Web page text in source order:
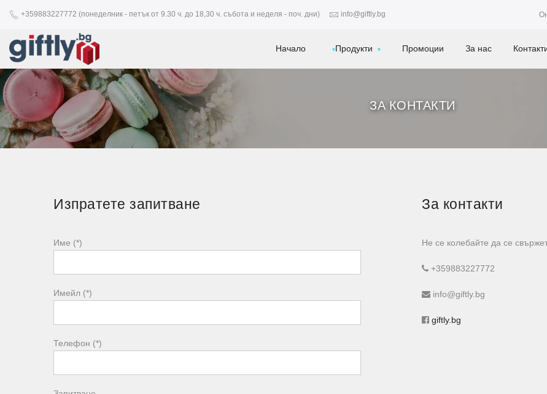
+359883227772 (понеделник - петък от 9.30 ч. до 18,30 ч. събота и неделя - поч. дни) info@giftly.bg
Начало Продукти Промоции За нас
ЗА КОНТАКТИ
Изпратете запитване
Име (*)
Имейл (*)
Телефон (*)
За контакти
Не се колебайте да се
+359883227772
info@giftly.bg
giftly.bg